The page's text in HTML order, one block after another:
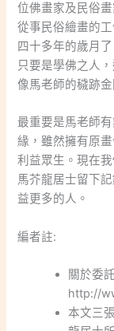
位佛畫家及民俗
從事民俗繪畫的
四十多年的歲月
只要是學佛之人
像馬老師的穢跡
最重要是馬老師
緣，雖然擁有原
利益眾生。現在
馬芥龍居士留下
益更多的人。
編者註:
關於委
http://
本文三